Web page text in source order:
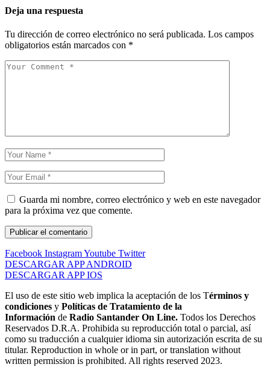
Deja una respuesta
Tu dirección de correo electrónico no será publicada. Los campos
obligatorios están marcados con *
Guarda mi nombre, correo electrónico y web en este navegador
para la próxima vez que comente.
Facebook InstagramYoutube Twitter
DESCARGAR APP ANDROID
DESCARGAR APP IOS
El uso de este sitio web implica la aceptación de los Términos y
condiciones y Políticas de Tratamiento de la
Información de Radio Santander On Line. Todos los Derechos
Reservados D.R.A. Prohibida su reproducción total o parcial, así
como su traducción a cualquier idioma sin autorización escrita de su
titular. Reproduction in whole or in part, or translation without
written permission is prohibited. All rights reserved 2023.